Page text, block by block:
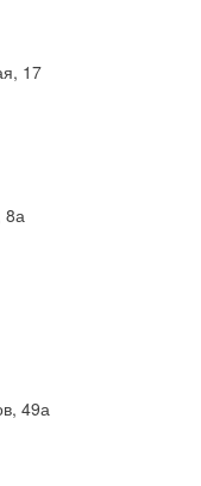
17
8а
49а